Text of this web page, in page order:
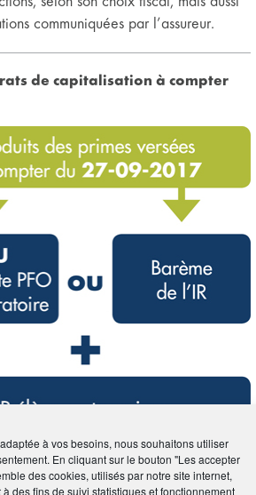
à vos besoins, nous souhaitons utiliser
En cliquant sur le bouton "Les accepter
des cookies, utilisés par notre site internet,
des fins de suivi statistiques et fonctionnement
communiquées par l’assureur.
de capitalisation à compter
de capitalisation à compter